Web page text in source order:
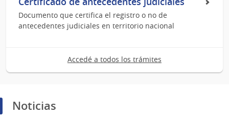
Documento que certifica el registro o no de
antecedentes judiciales en territorio nacional
Accedé a todos los trámites
Noticias